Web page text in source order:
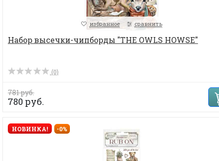
избранное сравнить
Набор высечки-чипборды "THE OWLS HOWSE"
(0)
781 руб.
780 руб.
НОВИНКА! -0%